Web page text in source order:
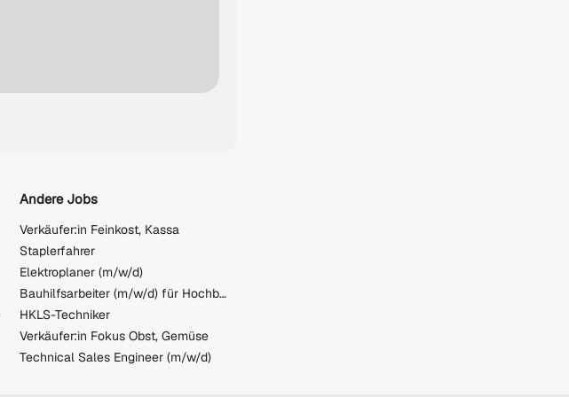
Andere Jobs
Verkäufer:in Feinkost, Kassa
Staplerfahrer
Elektroplaner (m/w/d)
Bauhilfsarbeiter (m/w/d) für Hochbau
HKLS-Techniker
Verkäufer:in Fokus Obst, Gemüse
Technical Sales Engineer (m/w/d)